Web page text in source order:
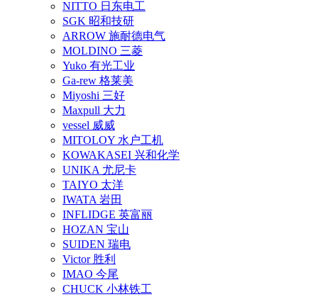
NITTO 日东电工
SGK 昭和技研
ARROW 施耐德电气
MOLDINO 三菱
Yuko 有光工业
Ga-rew 格莱美
Miyoshi 三好
Maxpull 大力
vessel 威威
MITOLOY 水户工机
KOWAKASEI 兴和化学
UNIKA 尤尼卡
TAIYO 太洋
IWATA 岩田
INFLIDGE 英富丽
HOZAN 宝山
SUIDEN 瑞电
Victor 胜利
IMAO 今尾
CHUCK 小林铁工